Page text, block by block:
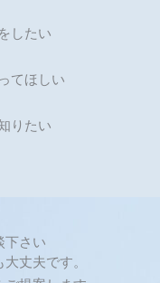
したい
てほしい
りたい
下さい
丈夫です。